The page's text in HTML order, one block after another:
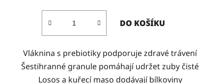
DO KOŠÍKU
Vláknina s prebiotiky podporuje zdravé trávení
Šestihranné granule pomáhají udržet zuby čisté
Losos a kuřecí maso dodávají bílkoviny